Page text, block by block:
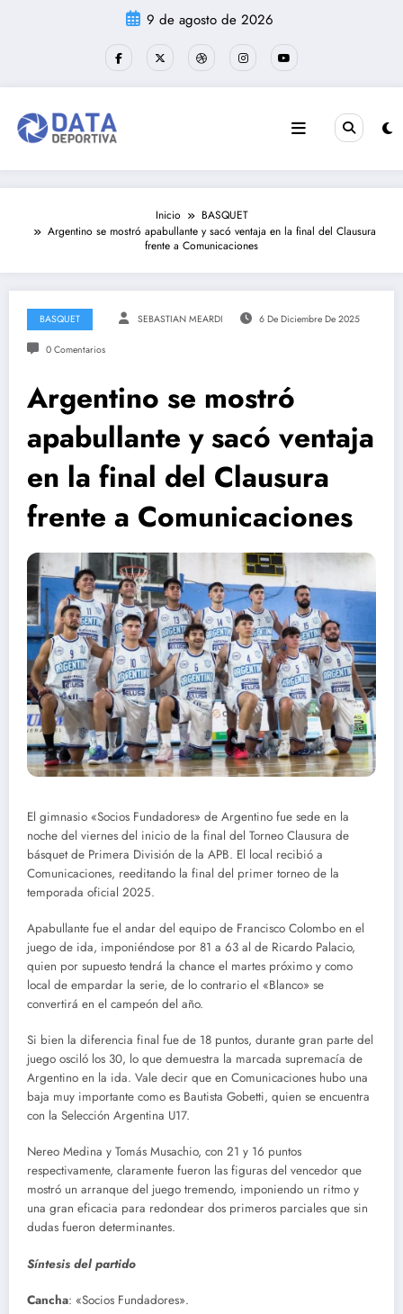
9 de agosto de 2026
Inicio
BASQUET
Argentino se mostró apabullante y sacó ventaja en la final del Clausura
frente a Comunicaciones
BASQUET SEBASTIAN MEARDI 6 De Diciembre De 2025
0 Comentarios
Argentino se mostró
apabullante y sacó ventaja
en la final del Clausura
frente a Comunicaciones
El gimnasio «Socios Fundadores» de Argentino fue sede en la
noche del viernes del inicio de la final del Torneo Clausura de
básquet de Primera División de la APB. El local recibió a
Comunicaciones, reeditando la final del primer torneo de la
temporada oficial 2025.
Apabullante fue el andar del equipo de Francisco Colombo en el
juego de ida, imponiéndose por 81 a 63 al de Ricardo Palacio,
quien por supuesto tendrá la chance el martes próximo y como
local de empardar la serie, de lo contrario el «Blanco» se
convertirá en el campeón del año.
Si bien la diferencia final fue de 18 puntos, durante gran parte del
juego osciló los 30, lo que demuestra la marcada supremacía de
Argentino en la ida. Vale decir que en Comunicaciones hubo una
baja muy importante como es Bautista Gobetti, quien se encuentra
con la Selección Argentina U17.
Nereo Medina y Tomás Musachio, con 21 y 16 puntos
respectivamente, claramente fueron las figuras del vencedor que
mostró un arranque del juego tremendo, imponiendo un ritmo y
una gran eficacia para redondear dos primeros parciales que sin
dudas fueron determinantes.
Síntesis del partido
Cancha: «Socios Fundadores».